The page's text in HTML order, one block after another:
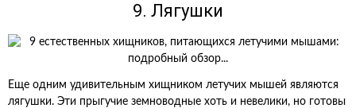
9. Лягушки
Еще одним удивительным хищником летучих мышей являются
лягушки. Эти прыгучие земноводные хоть и невелики, но готовы